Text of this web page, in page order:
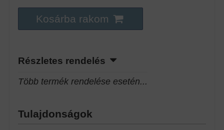
Kosárba rakom
Részletes rendelés
Több termék rendelése esetén...
Tulajdonságok